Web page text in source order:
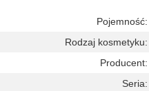
Pojemność:
Rodzaj kosmetyku:
Producent:
Seria: